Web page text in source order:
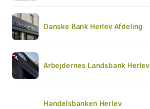
Danske Bank Herlev Afdeling
Arbejdernes Landsbank Herlev
Handelsbanken Herlev